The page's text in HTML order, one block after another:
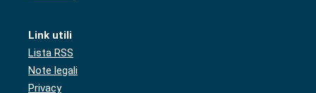
Link utili
Lista RSS
Note legali
Privacy